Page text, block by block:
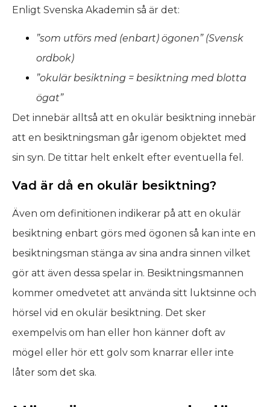
Enligt Svenska Akademin så är det:
”som ut­förs med (en­bart) ögonen” (Svensk
ordbok)
”okulär besiktning = besiktning med blotta
ögat”
Det innebär alltså att en okulär besiktning innebär
att en besiktningsman går igenom objektet med
sin syn. De tittar helt enkelt efter eventuella fel.
Vad är då en okulär besiktning?
Även om definitionen indikerar på att en okulär
besiktning enbart görs med ögonen så kan inte en
besiktningsman stänga av sina andra sinnen vilket
gör att även dessa spelar in. Besiktningsmannen
kommer omedvetet att använda sitt luktsinne och
hörsel vid en okulär besiktning. Det sker
exempelvis om han eller hon känner doft av
mögel eller hör ett golv som knarrar eller inte
låter som det ska.